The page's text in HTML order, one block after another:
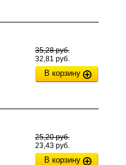
35,28 руб.
32,81 руб.
В корзину
25,20 руб.
23,43 руб.
В корзину